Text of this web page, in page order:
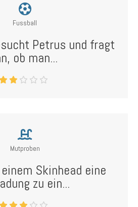
Fussball
Petrus und fragt
ob man...
Mutproben
Skinhead eine
zu ein...